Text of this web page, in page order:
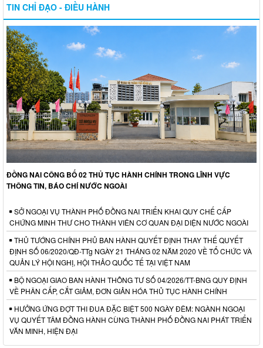
TIN CHỈ ĐẠO - ĐIỀU HÀNH
ĐỒNG NAI CÔNG BỐ 02 THỦ TỤC HÀNH CHÍNH TRONG LĨNH VỰC
THÔNG TIN, BÁO CHÍ NƯỚC NGOÀI
SỞ NGOẠI VỤ THÀNH PHỐ ĐỒNG NAI TRIỂN KHAI QUY CHẾ CẤP
CHỨNG MINH THƯ CHO THÀNH VIÊN CƠ QUAN ĐẠI DIỆN NƯỚC NGOÀI
THỦ TƯỚNG CHÍNH PHỦ BAN HÀNH QUYẾT ĐỊNH THAY THẾ QUYẾT
ĐỊNH SỐ 06/2020/QĐ-TTg NGÀY 21 THÁNG 02 NĂM 2020 VỀ TỔ CHỨC VÀ
QUẢN LÝ HỘI NGHỊ, HỘI THẢO QUỐC TẾ TẠI VIỆT NAM
BỘ NGOẠI GIAO BAN HÀNH THÔNG TƯ SỐ 04/2026/TT-BNG QUY ĐỊNH
VỀ PHÂN CẤP, CẮT GIẢM, ĐƠN GIẢN HÓA THỦ TỤC HÀNH CHÍNH
HƯỞNG ỨNG ĐỢT THI ĐUA ĐẶC BIỆT 500 NGÀY ĐÊM: NGÀNH NGOẠI
VỤ QUYẾT TÂM ĐỒNG HÀNH CÙNG THÀNH PHỐ ĐỒNG NAI PHÁT TRIỂN
VĂN MINH, HIỆN ĐẠI